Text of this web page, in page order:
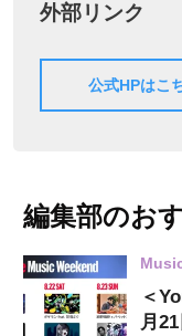
外部リンク
公式HPはこ
編集部のお
＜
月